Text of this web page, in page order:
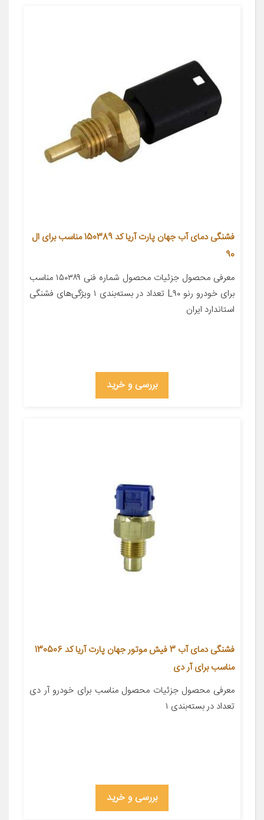
فشنگی دمای آب جهان پارت آریا کد 150389 مناسب برای ال
90
معرفی محصول جزئیات محصول شماره فنی ۱۵۰۳۸۹ مناسب
برای خودرو رنو L۹۰ تعداد در بسته‌بندی ۱ ویژگی‌های فشنگی
استاندارد ایران
بررسی و خرید
فشنگی دمای آب 3 فیش موتور جهان پارت آریا کد 130506
مناسب برای آر دی
معرفی محصول جزئیات محصول مناسب برای خودرو آر دی
تعداد در بسته‌بندی ۱
بررسی و خرید